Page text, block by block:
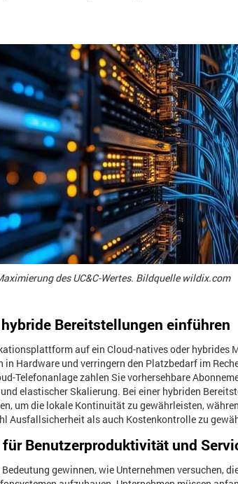
des UC&C-Wertes. Bildquelle wildix.com
Bereitstellungen einführen
auf ein Cloud-natives oder hybrides
Hardware und verringern den Platzbedarf im
Telefonanlage zahlen Sie vorhersehbare
elastischer Skalierung. Bei einer hybriden
um die lokale Kontinuität zu gewährleisten,
Ausfallsicherheit als auch Kostenkontrolle zu
für Benutzerproduktivität und
gewinnen, wie Unternehmen versuchen,